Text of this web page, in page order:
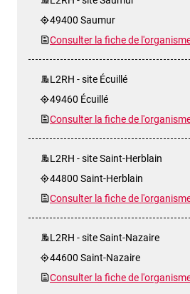
49400 Saumur
Consulter la fiche de
L2RH - site Écuillé
49460 Écuillé
Consulter la fiche de
L2RH - site Saint-Herblain
44800 Saint-Herblain
Consulter la fiche de
L2RH - site Saint-Nazaire
44600 Saint-Nazaire
Consulter la fiche de